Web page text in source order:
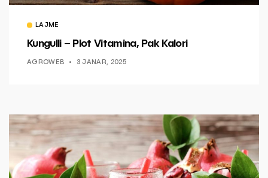
LAJME
Kungulli – Plot Vitamina, Pak Kalori
AGROWEB 3 JANAR, 2025